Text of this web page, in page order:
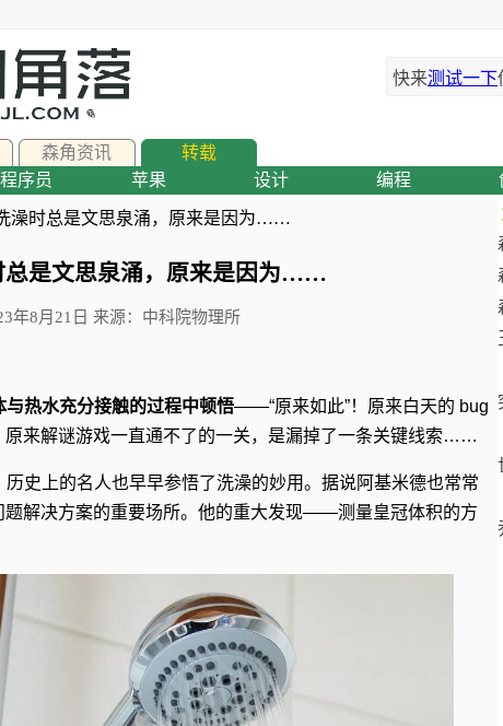
快来测试一下
森角资讯
转载
程序员 苹果 设计 编程
澡时总是文思泉涌，原来是因为……
总是文思泉涌，原来是因为……
年8月21日 来源：中科院物理所
热水充分接触的过程中顿悟——“原来如此”！原来白天的 bug
原来解谜游戏一直通不了的一关，是漏掉了一条关键线索……
史上的名人也早早参悟了洗澡的妙用。据说阿基米德也常常
题解决方案的重要场所。他的重大发现——测量皇冠体积的方